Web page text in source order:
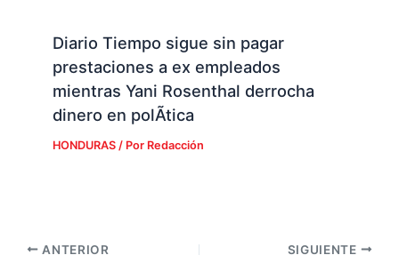
Diario Tiempo sigue sin pagar
prestaciones a ex empleados
mientras Yani Rosenthal derrocha
dinero en polÃ­tica
HONDURAS/ Por Redacción
ANTERIOR SIGUIENTE